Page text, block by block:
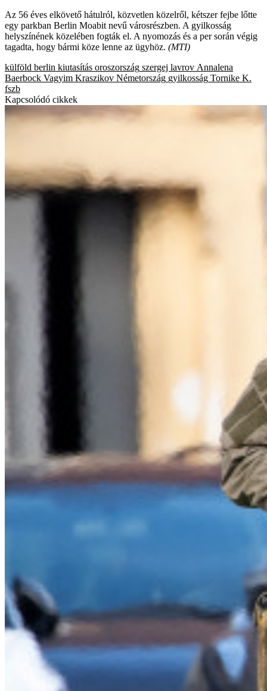
Az 56 éves elkövető hátulról, közvetlen közelről, kétszer fejbe lőtte
egy parkban Berlin Moabit nevű városrészben. A gyilkosság
helyszínének közelében fogták el. A nyomozás és a per során végig
tagadta, hogy bármi köze lenne az ügyhöz. (MTI)
külföld berlin kiutasítás oroszország szergej lavrov Annalena
Baerbock Vagyim Kraszikov Németország gyilkosság Tornike K.
fszb
Kapcsolódó cikkek